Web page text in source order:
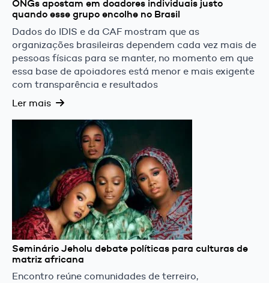
ONGs apostam em doadores individuais justo
quando esse grupo encolhe no Brasil
Dados do IDIS e da CAF mostram que as
organizações brasileiras dependem cada vez mais de
pessoas físicas para se manter, no momento em que
essa base de apoiadores está menor e mais exigente
com transparência e resultados
Ler mais
Seminário Jeholu debate políticas para culturas de
matriz africana
Encontro reúne comunidades de terreiro,